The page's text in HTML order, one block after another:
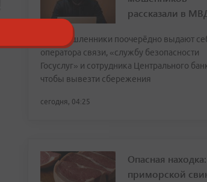
рассказали в
Злоумышленники поочерёдно выдают
оператора связи, «службу безопасности
Госуслуг» и сотрудника Центрального
чтобы вывезти сбережения
сегодня, 04:25
Опасная
приморской